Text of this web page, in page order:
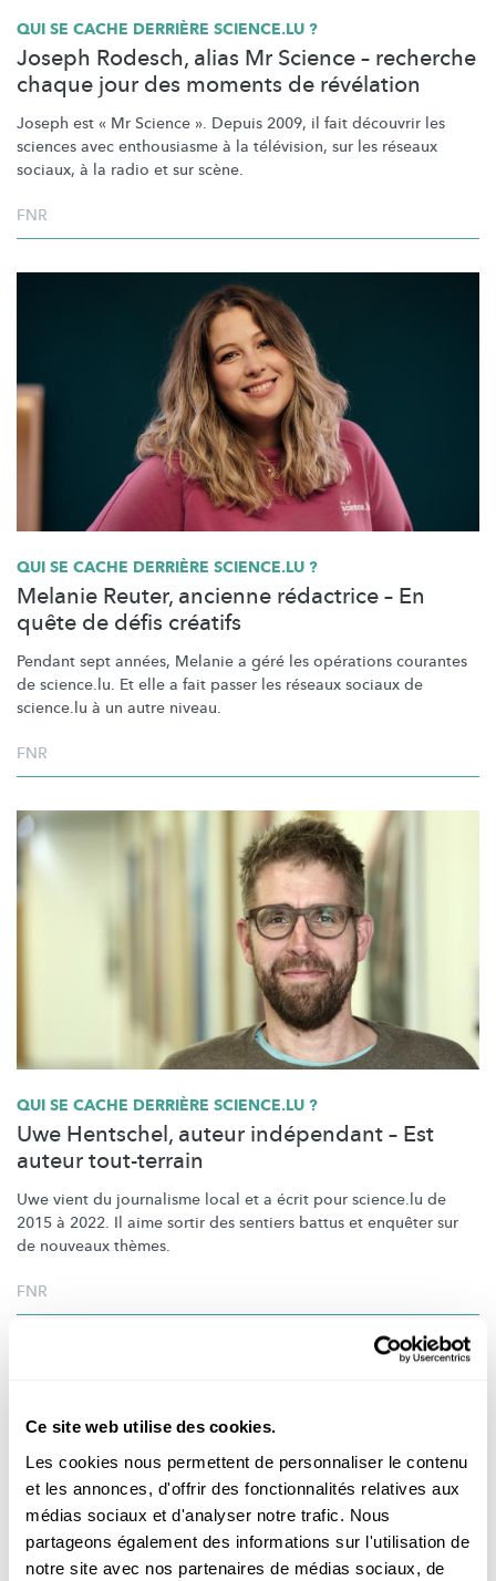
Ce site web utilise des cookies.
Les cookies nous permettent de personnaliser le contenu
et les annonces, d'offrir des fonctionnalités relatives aux
médias sociaux et d'analyser notre trafic. Nous
partageons également des informations sur l'utilisation de
notre site avec nos partenaires de médias sociaux, de
QUI SE CACHE DERRIÈRE SCIENCE.LU ?
Joseph Rodesch, alias Mr Science – recherche
chaque jour des moments de révélation
Joseph est « Mr Science ». Depuis 2009, il fait découvrir les
sciences avec enthousiasme à la télévision, sur les réseaux
sociaux, à la radio et sur scène.
FNR
QUI SE CACHE DERRIÈRE SCIENCE.LU ?
Melanie Reuter, ancienne rédactrice – En
quête de défis créatifs
Pendant sept années, Melanie a géré les opérations courantes
de science.lu. Et elle a fait passer les réseaux sociaux de
science.lu à un autre niveau.
FNR
QUI SE CACHE DERRIÈRE SCIENCE.LU ?
Uwe Hentschel, auteur indépendant – Est
auteur tout-terrain
Uwe vient du journalisme local et a écrit pour science.lu de
2015 à 2022. Il aime sortir des sentiers battus et enquêter sur
de nouveaux thèmes.
FNR